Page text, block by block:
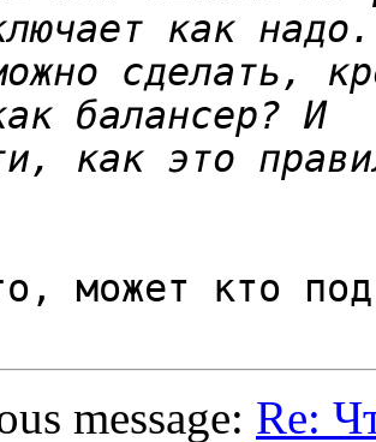
сделать,
как это
может кто
message: Re: